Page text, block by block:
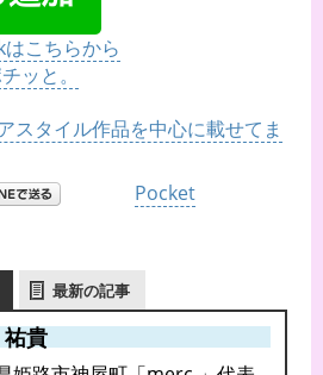
こちらから
ッと。
スタイル作品を中心に載せてま
Pocket
最新の記事
貴